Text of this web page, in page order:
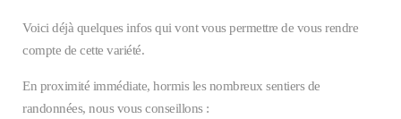
Voici déjà quelques infos qui vont vous permettre de vous rendre
compte de cette variété.
En proximité immédiate, hormis les nombreux sentiers de
randonnées, nous vous conseillons :